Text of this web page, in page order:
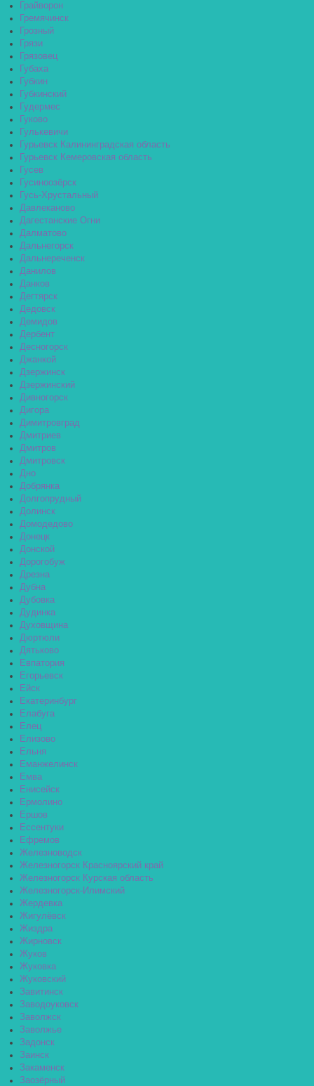
Грайворон
Гремячинск
Грозный
Грязи
Грязовец
Губаха
Губкин
Губкинский
Гудермес
Гуково
Гулькевичи
Гурьевск Калининградская область
Гурьевск Кемеровская область
Гусев
Гусиноозёрск
Гусь-Хрустальный
Давлеканово
Дагестанские Огни
Далматово
Дальнегорск
Дальнереченск
Данилов
Данков
Дегтярск
Дедовск
Демидов
Дербент
Десногорск
Джанкой
Дзержинск
Дзержинский
Дивногорск
Дигора
Димитровград
Дмитриев
Дмитров
Дмитровск
Дно
Добрянка
Долгопрудный
Долинск
Домодедово
Донецк
Донской
Дорогобуж
Дрезна
Дубна
Дубовка
Дудинка
Духовщина
Дюртюли
Дятьково
Евпатория
Егорьевск
Ейск
Екатеринбург
Елабуга
Елец
Елизово
Ельня
Еманжелинск
Емва
Енисейск
Ермолино
Ершов
Ессентуки
Ефремов
Железноводск
Железногорск Красноярский край
Железногорск Курская область
Железногорск-Илимский
Жердевка
Жигулёвск
Жиздра
Жирновск
Жуков
Жуковка
Жуковский
Завитинск
Заводоуковск
Заволжск
Заволжье
Задонск
Заинск
Закаменск
Заозёрный